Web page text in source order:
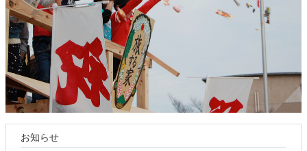
お知らせ